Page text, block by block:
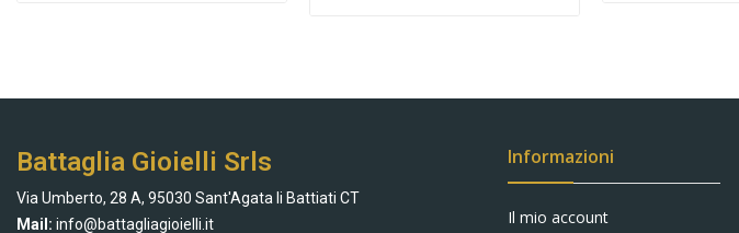
Battaglia Gioielli Srls
Via Umberto, 28 A, 95030 Sant'Agata li Battiati CT
Mail: info@battagliagioielli.it
Informazioni
Il mio account